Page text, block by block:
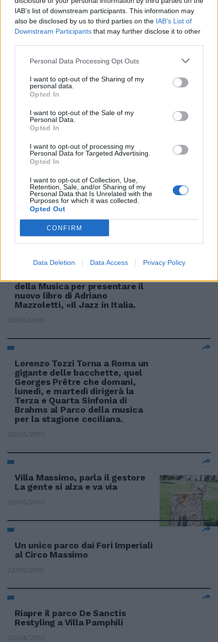
IAB’s list of downstream participants. This information may
also be disclosed by us to third parties on the IAB’s List of
Downstream Participants that may further disclose it to other
Personal Data Processing Opt Outs
I want to opt-out of the Sharing of my
personal data.
Opted In
I want to opt-out of the Sale of my
Personal Data.
Opted In
I want to opt-out of processing my
Personal Data for Targeted Advertising.
Opted In
I want to opt-out of Collection, Use,
Retention, Sale, and/or Sharing of my
Personal Data that Is Unrelated with the
Purposes for which it was collected.
Opted Out
CONFIRM
Data Deletion Data Access Privacy Policy
CINEMA Gara in 3D a Moderno e
Parco de Medici Grazie
di oggi dell'Italia sarà trasmessa
«The Space Cinema».
27/06/2010
31/05/2010
Reguzzoni chiede 24 milioni di
euro per il «suo» parco
Più di 50 musicisti si esibiranno
della Musica per presentare il
nuovo libro di Adriano
Mazzoletti, «Il Jazz in Italia.
30/05/2010
Lorenzo Tozzi Torna a Roma un
gigante delle bacchette, quel
Georges Prêtre che domani,
lunedì, e martedì dirigerà la
Terza e Quarta Sinfonia di
Brahms al Parco della musica
per la stagione ceciliana.
30/05/2010
Villa Massimo, parla il gestore
La gente si alza e va via
30/05/2010
Un unico parco dai Fori Imperiali
al Circo Massimo
23/05/2010
Riapre il parco De Sanctis
Restyling a Villa Pamphili
30/04/2010